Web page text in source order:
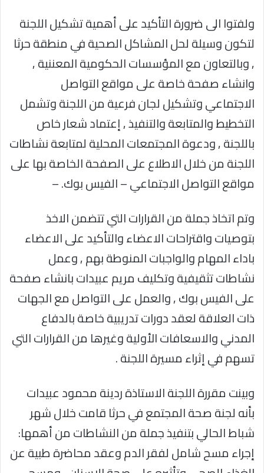
ولفتوا الى ضرورة التأكيد على أهمية تشكيل اللجنة
لتكون وسيلة لحل المشاكل الصحية في منطقة حرثا
, وبالتعاون مع المؤسسات الحكومية المعننية ,
وانشاء صفحة خاصة على مواقع التواصل
الاجتماعي وتشكيل لجان فرعية من اللجنة وتشمل
التخطيط والمتابعة والتنفيذ , إعتماد شعار خاص
باللجنة , ودعوة المجتمعات المحلية لمتابعة نشاطات
اللجنة من خلال الاطلاع على الصفحة الخاصة بها على
مواقع التواصل الاجتماعي – الفيس بوك. –
وتم اتخاذ جملة من القرارات التي تتضمن الاخذ
بتوصيات واقتراحات الاعضاء والتأكيد على الاعضاء
باداء المهام والواجبات المنوطة بهم , وعمل
نشاطات تثقيفية وتكليف مريم عبيدات بانشاء صفحة
على الفيس بوك , والعمل على التواصل مع الجهات
ذات العلاقة لعقد دورات تدريبية خاصة بالدفاع
المدني والاسعافات الأولية وغيرها من القرارات التي
تسهم في إثراء مسيرة اللجنة .
وبينت مقررة اللجنة الاستاذة ردينة محمود عبيدات
بأنه لجنة صحة المجتمع في حرثا قامت خلال شهر
شباط الحالي بتنفيذ جملة من النشاطات من أهمها:
إجراء مسح شامل لفقر الدم وعقد محاضرة طبية عن